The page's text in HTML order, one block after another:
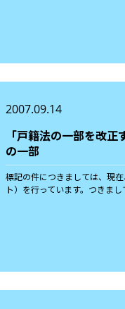
2007.09.14
「戸籍法の一部を改
の一部
標記の件につきましては、現
ト）を行っています。つきま